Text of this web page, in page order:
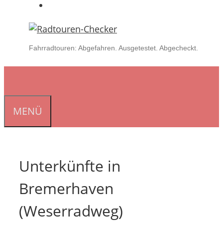
Fahrradtouren: Abgefahren. Ausgetestet. Abgecheckt.
MENÜ
Unterkünfte in
Bremerhaven
(Weserradweg)